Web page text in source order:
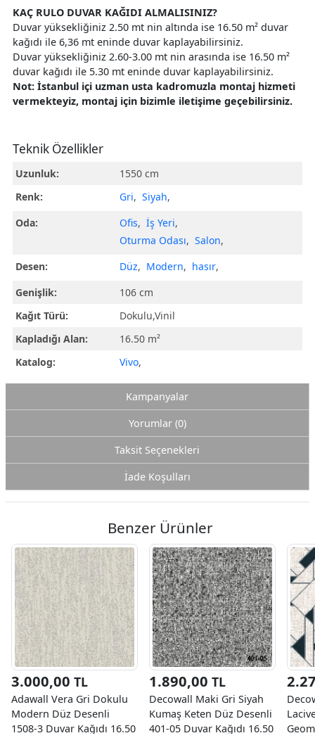
KAÇ RULO DUVAR KAĞIDI ALMALISINIZ?
Duvar yüksekliğiniz 2.50 mt nin altında ise 16.50 m² duvar
kağıdı ile 6,36 mt eninde duvar kaplayabilirsiniz.
Duvar yüksekliğiniz 2.60-3.00 mt nin arasında ise 16.50 m²
duvar kağıdı ile 5.30 mt eninde duvar kaplayabilirsiniz.
Not: İstanbul içi uzman usta kadromuzla montaj hizmeti
vermekteyiz, montaj için bizimle iletişime geçebilirsiniz.
Teknik Özellikler
Uzunluk:
1550 cm
Renk:
Gri, Siyah,
Oda:
Ofis, İş Yeri,
Oturma Odası, Salon,
Desen:
Düz, Modern, hasır,
Genişlik:
106 cm
Kağıt Türü:
Dokulu,Vinil
Kapladığı Alan:
16.50 m²
Katalog:
Vivo,
Kampanyalar
Yorumlar (0)
Taksit Seçenekleri
İade Koşulları
Benzer Ürünler
3.000,00 TL
Adawall Vera Gri Dokulu
Modern Düz Desenli
1508-3 Duvar Kağıdı 16.50
1.890,00 TL
Decowall Maki Gri Siyah
Kumaş Keten Düz Desenli
401-05 Duvar Kağıdı 16.50